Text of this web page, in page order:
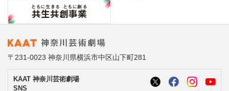
〒231-0023 神奈川県横浜市中区山下町281
KAAT 神奈川芸術劇場
SNS